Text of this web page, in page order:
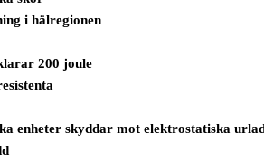
i hälregionen
200 joule
enheter skyddar mot elektrostatiska